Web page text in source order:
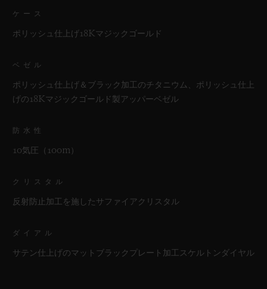
ケース
ポリッシュ仕上げ18Kマジックゴールド
ベゼル
ポリッシュ仕上げ＆ブラック加工のチタニウム、ポリッシュ仕上
げの18Kマジックゴールド製アッパーベゼル
防水性
10気圧（100m）
クリスタル
反射防止加工を施したサファイアクリスタル
ダイアル
サテン仕上げのマットブラックプレート加工スケルトンダイヤル